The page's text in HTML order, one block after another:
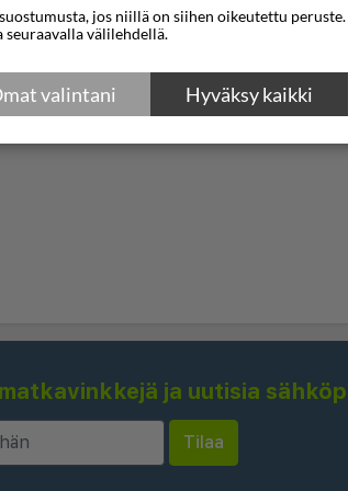
ja uutisia
jos niillä on siihen oikeutettu peruste.
välilehdellä.
Hyväksy kaikki
valintani